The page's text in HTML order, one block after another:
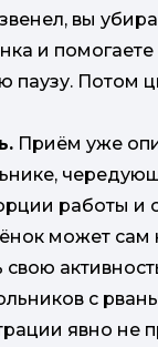
вы
и
паузу. Потом
Приём уже
работы и
может сам
свою
с
явно не